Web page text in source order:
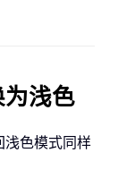
浅色
浅色模式同样